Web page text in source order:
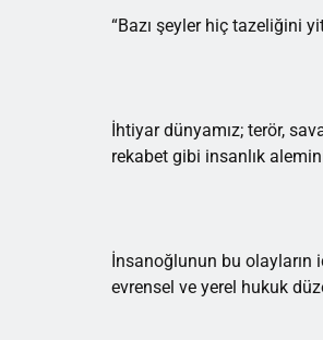
“Bazı şeyler hiç tazeliğini
İhtiyar dünyamız; terör,
rekabet gibi insanlık
İnsanoğlunun bu olayların
evrensel ve yerel hukuk